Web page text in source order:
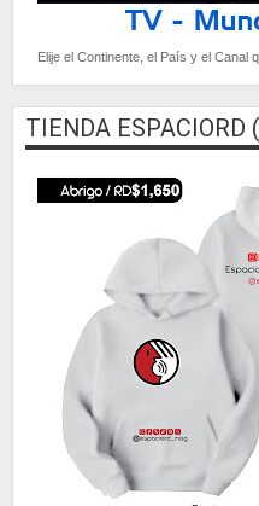
Elije el Continente, el País y el Canal
TIENDA ESPACIORD